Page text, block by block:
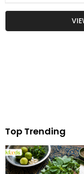
استعمال کر کے
فوائد حاصل کرتی
Top Trending